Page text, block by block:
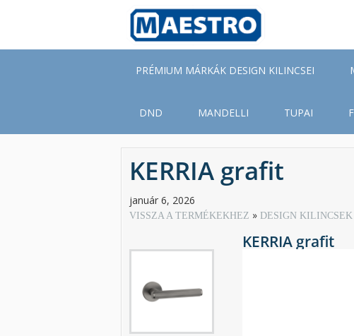
content
PRÉMIUM MÁRKÁK DESIGN KILINCSEI
DND MANDELLI TUPAI
KERRIA grafit
január 6, 2026
VISSZA A TERMÉKEKHEZ DESIGN KILINCSEK
KERRIA grafit